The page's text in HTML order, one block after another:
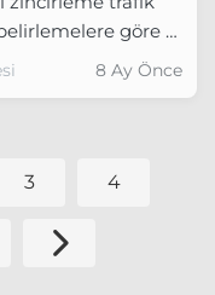
göre 4
13 kişi8 Ay Önce
3 4